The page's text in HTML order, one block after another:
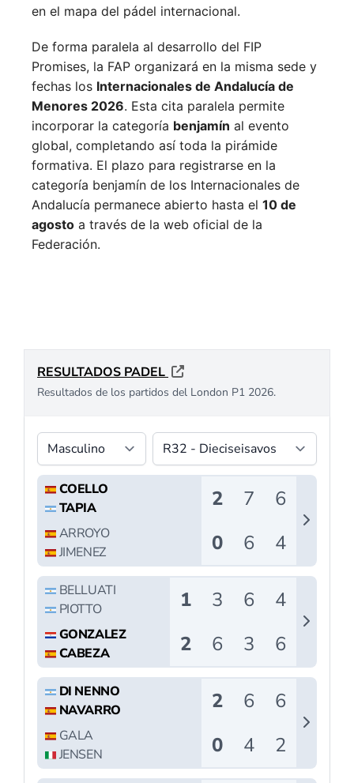
en el mapa del pádel internacional.
De forma paralela al desarrollo del FIP
Promises, la FAP organizará en la misma sede y
fechas los Internacionales de Andalucía de
Menores 2026. Esta cita paralela permite
incorporar la categoría benjamín al evento
global, completando así toda la pirámide
formativa. El plazo para registrarse en la
categoría benjamín de los Internacionales de
Andalucía permanece abierto hasta el 10 de
agosto a través de la web oficial de la
Federación.